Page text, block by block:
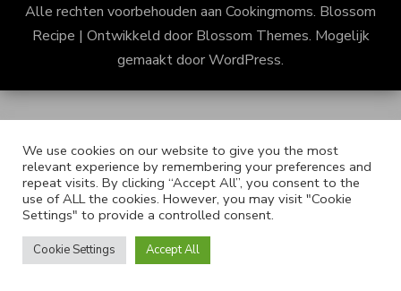
Alle rechten voorbehouden aan Cookingmoms. Blossom
Recipe | Ontwikkeld door Blossom Themes. Mogelijk
gemaakt doorWordPress.
We use cookies on our website to give you the most
relevant experience by remembering your preferences and
repeat visits. By clicking “Accept All”, you consent to the
use of ALL the cookies. However, you may visit "Cookie
Settings" to provide a controlled consent.
Cookie Settings Accept All